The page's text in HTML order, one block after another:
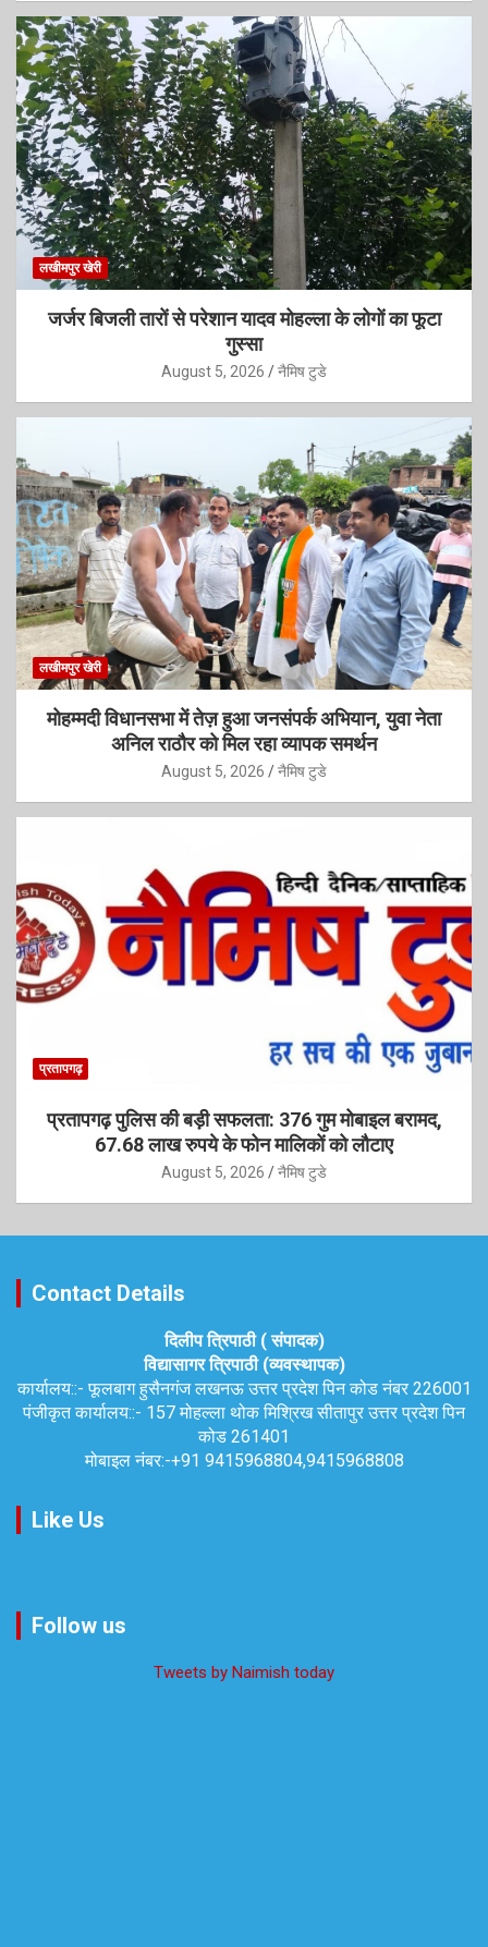
लखीमपुर खेरी
जर्जर बिजली तारों से परेशान यादव मोहल्ला के लोगों का फूटा
गुस्सा
August 5, 2026 नैमिष टुडे
लखीमपुर खेरी
मोहम्मदी विधानसभा में तेज़ हुआ जनसंपर्क अभियान, युवा नेता
अनिल राठौर को मिल रहा व्यापक समर्थन
August 5, 2026 नैमिष टुडे
प्रतापगढ़
प्रतापगढ़ पुलिस की बड़ी सफलता: 376 गुम मोबाइल बरामद,
67.68 लाख रुपये के फोन मालिकों को लौटाए
August 5, 2026 नैमिष टुडे
Contact Details
दिलीप त्रिपाठी ( संपादक)
विद्यासागर त्रिपाठी (व्यवस्थापक)
कार्यालय::-फूलबाग हुसैनगंज लखनऊ उत्तर प्रदेश पिन कोड नंबर 226001
पंजीकृत कार्यालय::- 157 मोहल्ला थोक मिश्रिख सीतापुर उत्तर प्रदेश पिन
कोड 261401
मोबाइल नंबर:-+91 9415968804,9415968808
Like Us
Follow us
Tweets by Naimish today